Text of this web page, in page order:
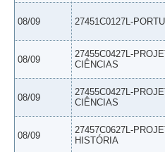
08/09 27451C0127L-
08/09
27455C0427L-
CIÊNCIAS
08/09
27455C0427L-
CIÊNCIAS
08/09
27457C0627L-
HISTÓRIA